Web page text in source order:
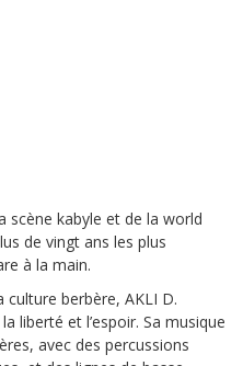
scène kabyle et de la world
de vingt ans les plus
à la main.
berbère, AKLI D.
liberté et l’espoir. Sa musique
avec des percussions